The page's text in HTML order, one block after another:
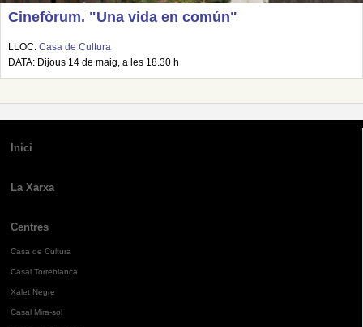
Cinefòrum. "Una vida en común"
LLOC: Casa de Cultura
DATA: Dijous 14 de maig, a les 18.30 h
Inici
La Xarxa
Centres
Casa de Cultura
Casal Torreblanca
Xalet Negre
Casal Mira-sol